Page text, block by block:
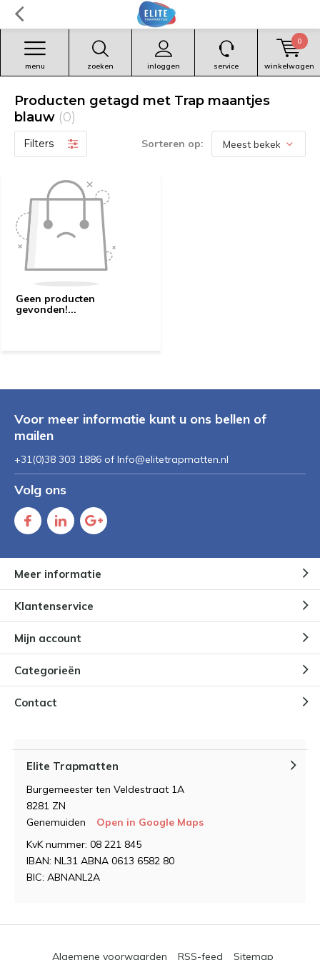
zoeken inloggen
menu service winkelwagen
0
Producten getagd met Trap maantjes
blauw (0)
Filters Sorteren op:
Geen producten
gevonden!...
Voor meer informatie kunt u ons bellen of
mailen
+31(0)38 303 1886 of Info@elitetrapmatten.nl
Volg ons
Meer informatie
Klantenservice
Mijn account
Categorieën
Contact
Elite Trapmatten
Burgemeester ten Veldestraat 1A
8281 ZN
Genemuiden
Open in Google Maps
KvK nummer: 08 221 845
IBAN: NL31 ABNA 0613 6582 80
BIC: ABNANL2A
Algemene voorwaarden RSS-feed Sitemap